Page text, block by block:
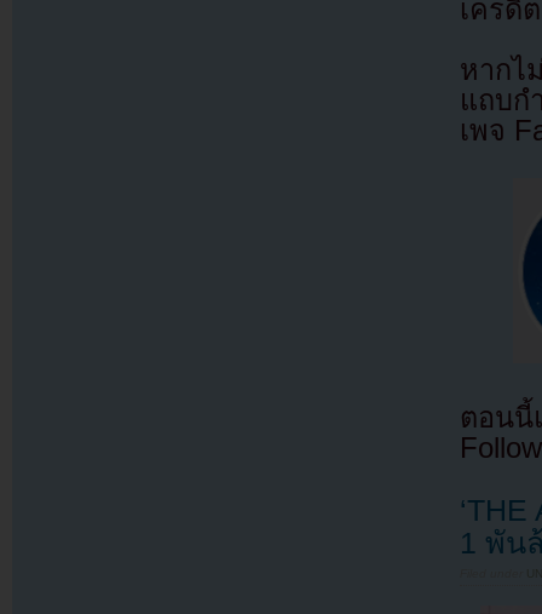
เครดิ
หากไ
แถบก
เพจ
ตอนนี้
1 พัน